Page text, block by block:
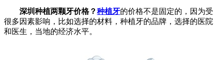
深圳种植两颗牙价格？种植牙的价格不是固定的，因为受
很多因素影响，比如选择的材料，种植牙的品牌，选择的医院
和医生，当地的经济水平。